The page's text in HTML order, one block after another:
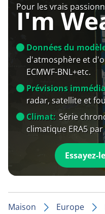
Pour les vrais
I'm
Données du
d'atmosphère et
ECMWF-BNL+etc.
Prévisions
radar, satellite et
Climat: Série
climatique ERA5
Maison Europe